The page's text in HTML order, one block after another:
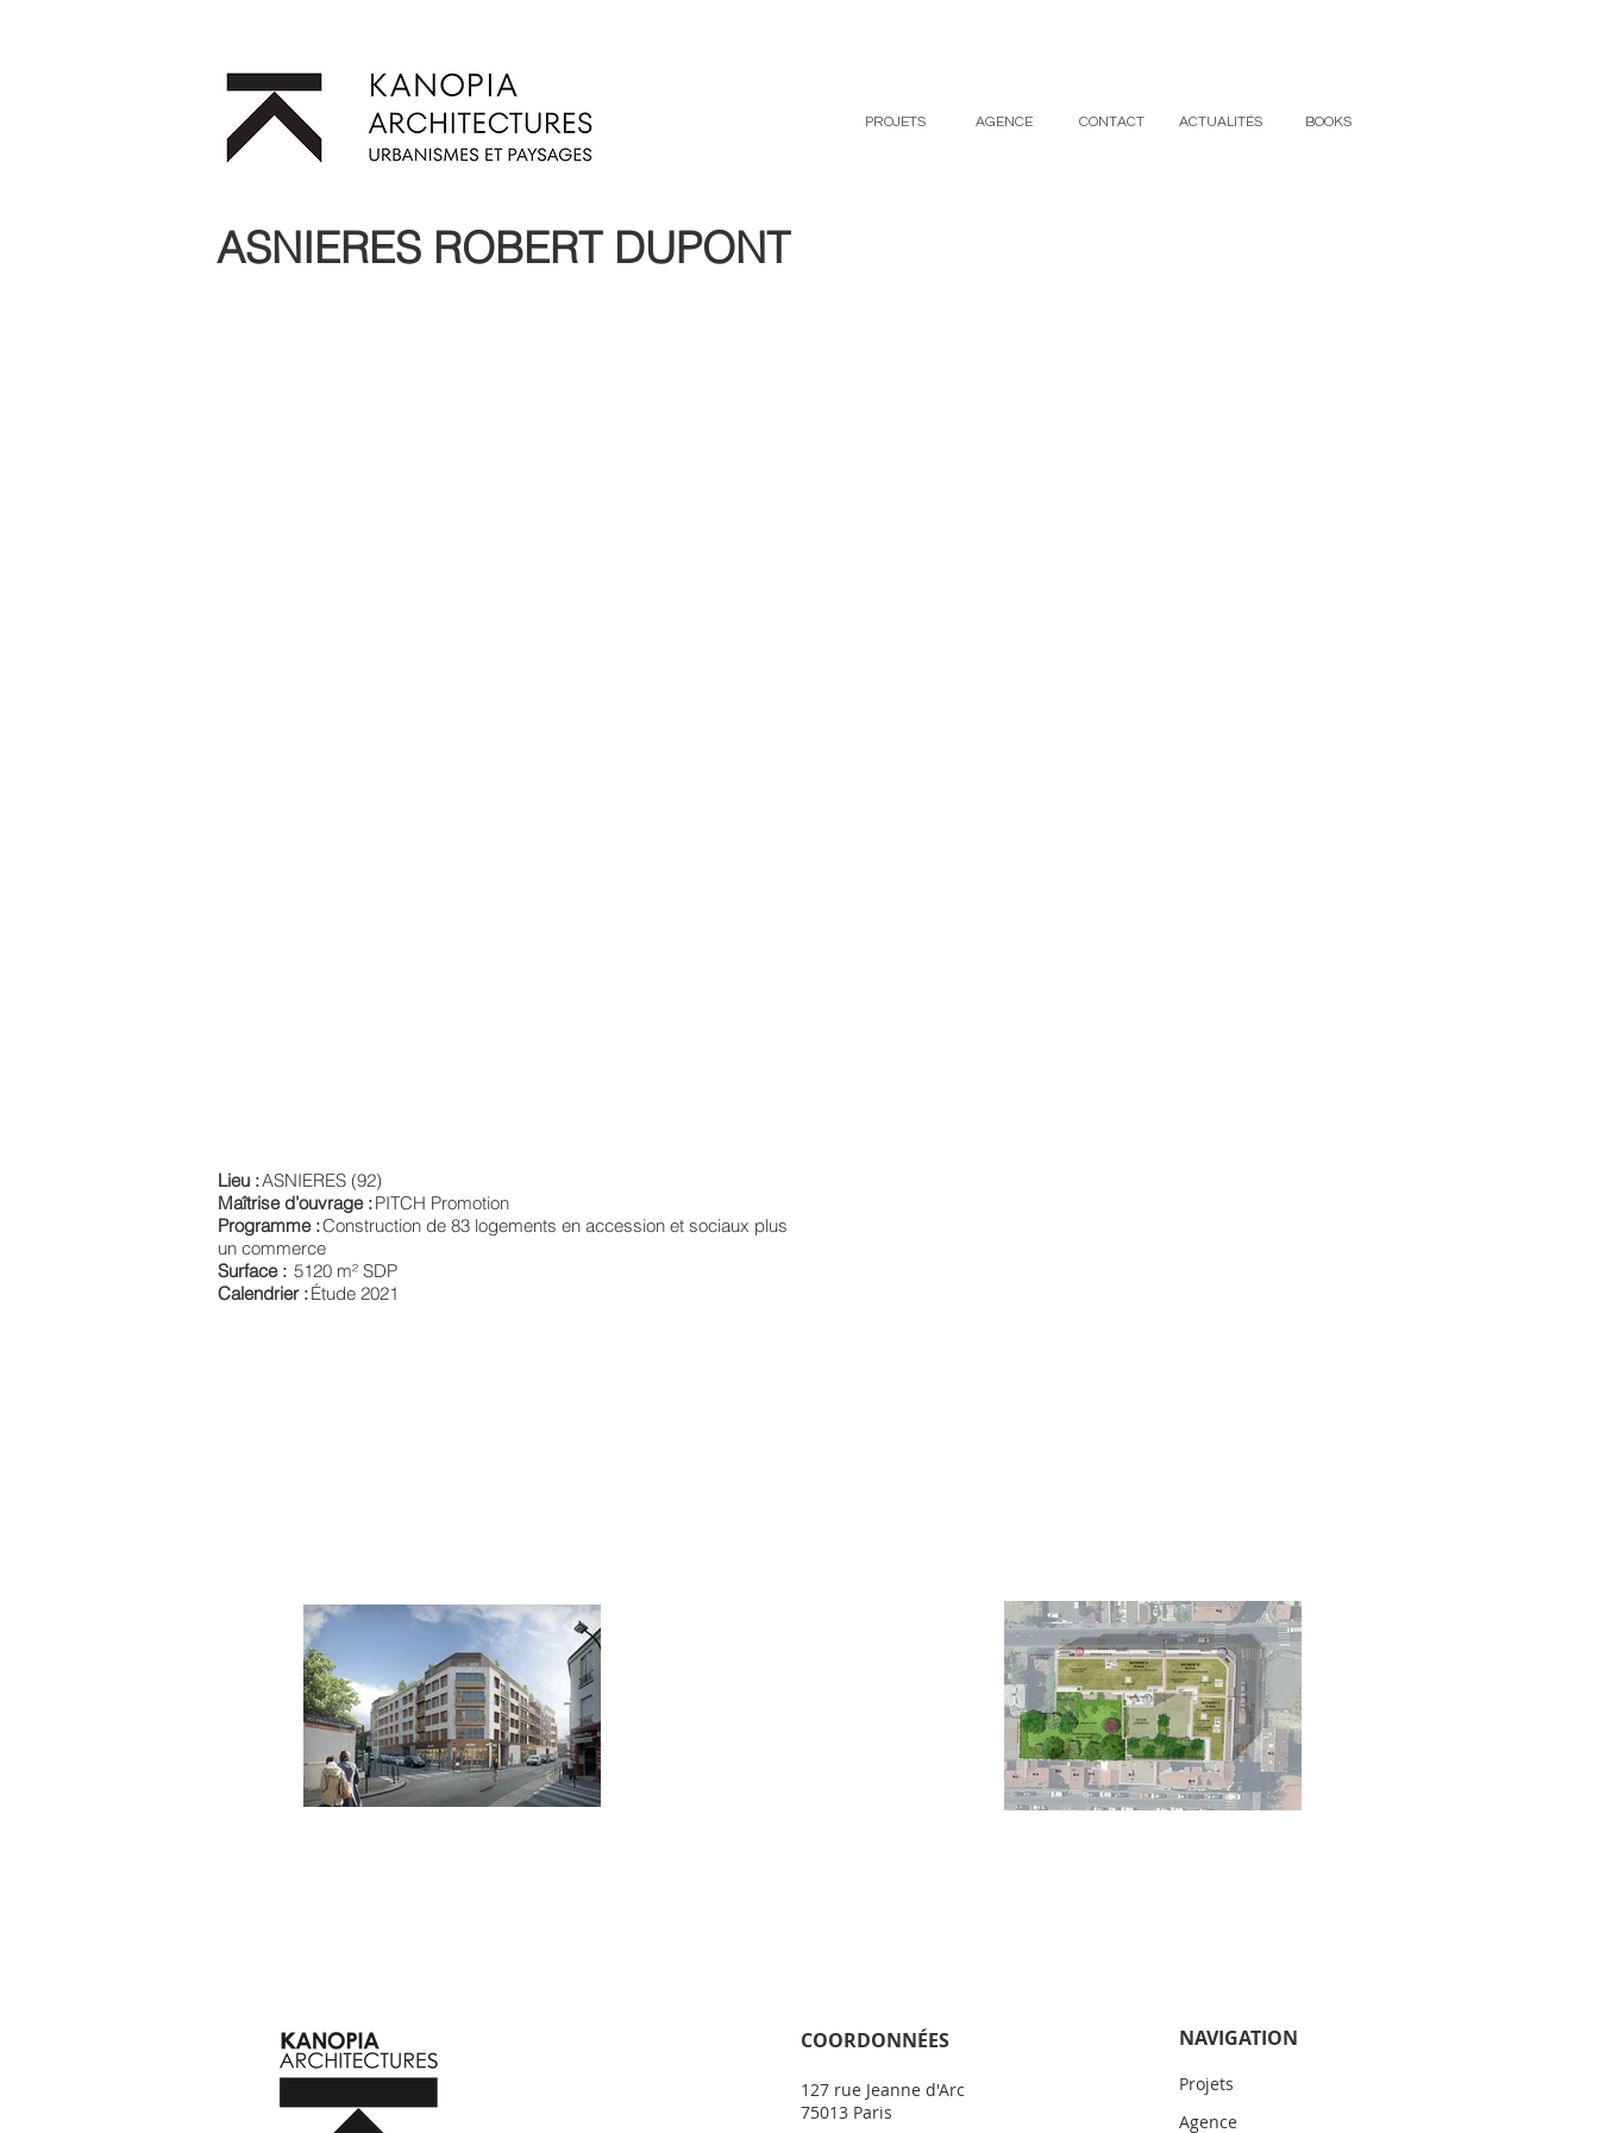
PROJETS AGENCE CONTACT ACTUALITÉS BOOKS
ASNIERES ROBERT DUPONT
Lieu :ASNIERES (92)
Maîtrise d’ouvrage :PITCH Promotion
Programme :Construction de 83 logements en accession et sociaux plus
un commerce
Surface : 5120 m² SDP
Calendrier :Étude 2021
COORDONNÉES
127 rue Jeanne d'Arc
75013 Paris
NAVIGATION
Projets
Agence